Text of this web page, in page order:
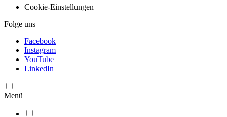
Cookie-Einstellungen
Folge uns
Facebook
Instagram
YouTube
LinkedIn
Menü